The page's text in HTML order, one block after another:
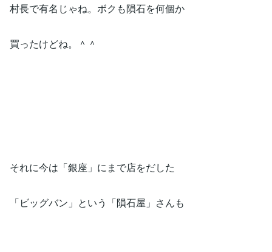
村長で有名じゃね。ボクも隕石を何個か
買ったけどね。＾＾
それに今は「銀座」にまで店をだした
「ビッグバン」という「隕石屋」さんも